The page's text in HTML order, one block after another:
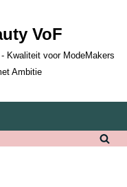
VoF
Kwaliteit voor ModeMakers
Ambitie